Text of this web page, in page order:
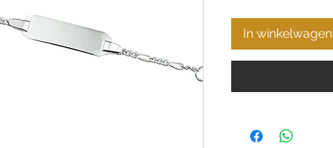
In winkelwagen